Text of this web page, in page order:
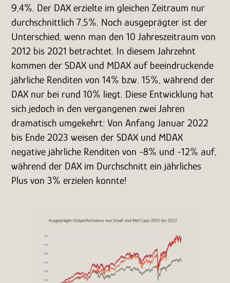
9,4%. Der DAX erzielte im gleichen Zeitraum nur
durchschnittlich 7,5%. Noch ausgeprägter ist der
Unterschied, wenn man den 10 Jahreszeitraum von
2012 bis 2021 betrachtet. In diesem Jahrzehnt
kommen der SDAX und MDAX auf beeindruckende
jährliche Renditen von 14% bzw. 15%, während der
DAX nur bei rund 10% liegt. Diese Entwicklung hat
sich jedoch in den vergangenen zwei Jahren
dramatisch umgekehrt: Von Anfang Januar 2022
bis Ende 2023 weisen der SDAX und MDAX
negative jährliche Renditen von -8% und -12% auf,
während der DAX im Durchschnitt ein jährliches
Plus von 3% erzielen konnte!